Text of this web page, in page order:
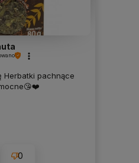
Herbatki pachnące
0